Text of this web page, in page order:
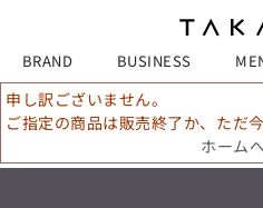
BRAND BUSINESS
申し訳ございません。
ご指定の商品は販売終了か、ただ
ホーム